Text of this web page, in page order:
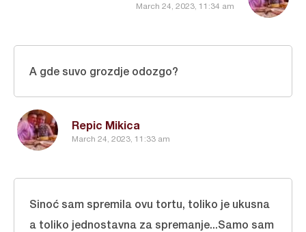
March 24, 2023, 11:34 am
Repic Mikica
March 24, 2023, 11:33 am
A gde suvo grozdje odozgo?
Sinoć sam spremila ovu tortu, toliko je ukusna
a toliko jednostavna za spremanje...Samo sam